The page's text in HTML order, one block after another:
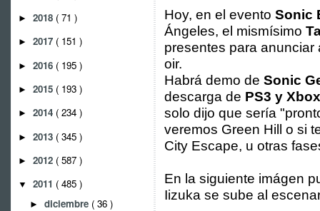
► 2018 ( 71 )
► 2017 ( 151 )
► 2016 ( 195 )
► 2015 ( 193 )
► 2014 ( 234 )
► 2013 ( 345 )
► 2012 ( 587 )
▼ 2011 ( 485 )
► diciembre ( 36 )
Hoy, en el evento Sonic
Ángeles, el mismísimo
presentes para
oir.
Habrá demo de Sonic
descarga de PS3 y
solo dijo que sería
veremos Green Hill o si
City Escape, u otras
En la siguiente imágen
Iizuka se sube al